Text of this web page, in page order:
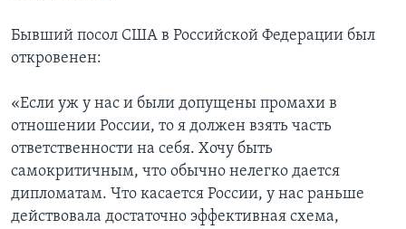
Бывший посол США в Российской Федерации был
откровенен:
«Если уж у нас и были допущены промахи в
отношении России, то я должен взять часть
ответственности на себя. Хочу быть
самокритичным, что обычно нелегко дается
дипломатам. Что касается России, у нас раньше
действовала достаточно эффективная схема,